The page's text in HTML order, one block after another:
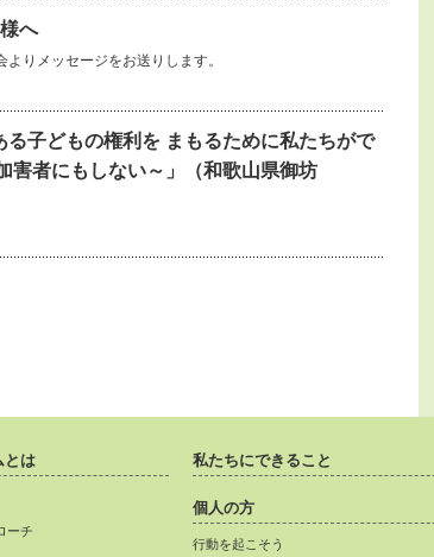
へ
りメッセージをお送りします。
子どもの権利を まもるために私たちがで
害者にもしない～」（和歌山県御坊
とは
ーチ
私たちにできること
個人の方
行動を起こそう